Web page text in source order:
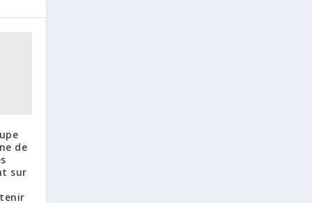
de
sur